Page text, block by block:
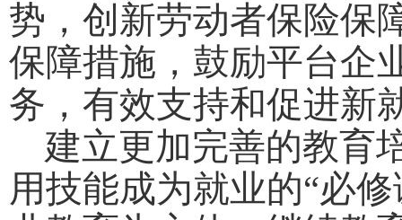
势，创新劳动者保险保
保障措施，鼓励平台企
务，有效支持和促进新
建立更加完善的教育
用技能成为就业的“必